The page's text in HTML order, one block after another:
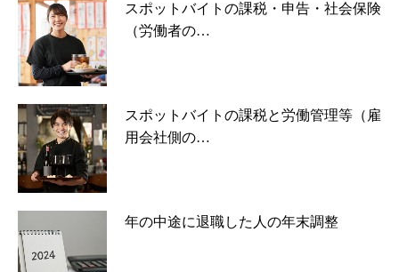
スポットバイトの課税・申告・社会保険
（労働者の…
スポットバイトの課税と労働管理等（雇
用会社側の…
年の中途に退職した人の年末調整